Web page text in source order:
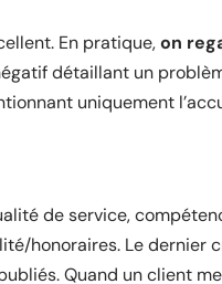
En pratique,on
détaillant un
uniquement
de service,
honoraires. Le dernier
Quand un client